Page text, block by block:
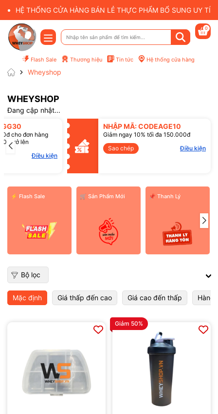
HỆ THỐNG CỬA HÀNG BÁN LẺ THỰC PHẨM BỔ SUNG UY
Flash Sale Thương hiệu Tin tức Hệ thống cửa hàng
0
Wheyshop
WHEYSHOP
Đang cập nhật...
cho đơn hàng
trở lên
Điều kiện
NHẬP MÃ: CODEAGE10
Giảm ngay 10% tối đa 150.000đ
Sao chép
Điều kiện
Mã giảm giá:
⚡ Flash Sale ️🛒 Sản Phẩm Mới 📌 Thanh Lý
Bộ lọc
Mặc định Giá thấp đến cao Giá cao đến thấp Hàng
Giảm 50%